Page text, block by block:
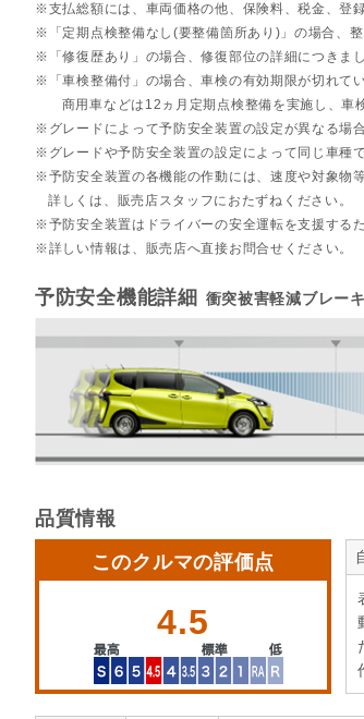
支払総額には、車両価格の他、保険料、税金、登
「定期点検整備なし(要整備箇所あり)」の場合、
「修復歴あり」の場合、修復部位の詳細につきま
「車検整備付」の場合、車検の有効期限が切れて
商用車などは12ヵ月定期点検整備を実施し、車
グレードによって予防安全装置の設定が異なる場
グレードや予防安全装置の設定によって同じ車種
予防安全装置の各機能の作動には、速度や対象物
詳しくは、販売店スタッフにおたずねください。
予防安全装置はドライバーの安全運転を支援する
詳しい情報は、販売店へ直接お問合せください。
予防安全機能詳細 衝突被害軽減ブレーキ
品質情報
このクルマの評価点
4.5